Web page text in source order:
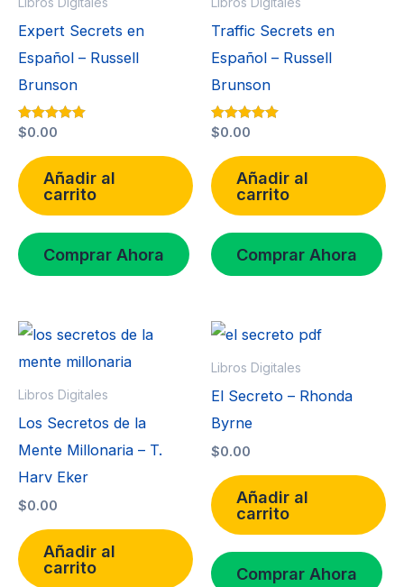
Expert Secrets en
Español – Russell
Brunson
Valorado con
5.00
de 5
$0.00
Añadir al
carrito
Comprar Ahora
Traffic Secrets en
Español – Russell
Brunson
Valorado con
5.00
de 5
$0.00
Añadir al
carrito
Comprar Ahora
Libros Digitales
Los Secretos de la
Mente Millonaria – T.
Harv Eker
$0.00
Añadir al
carrito
Libros Digitales
El Secreto – Rhonda
Byrne
$0.00
Añadir al
carrito
Comprar Ahora